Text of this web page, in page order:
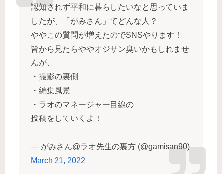
認知されず平和に暮らしたいなと思っていま
したが、「がみさん」てどんな人？
ややこの質問が増えたのでSNSやります！
皆から見たらややオジサン臭いかもしれませ
んが、
・撮影の裏側
・編集風景
・ラオのマネージャー目線の
投稿をしていくよ！
— がみさん@ラオ先生の裏方 (@gamisan90)
March 21, 2022